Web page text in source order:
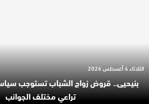
بنيحيى.. قروض زواج الشباب تستوجب
تراعي مختلف الجوانب
الثلاثاء 4 أغسطس 2026